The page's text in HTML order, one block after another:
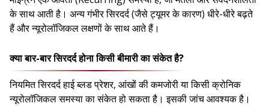
के साथ आती है। अन्य गंभीर सिरदर्द (जैसे ट्यूमर के कारण) धीरे-धीरे बढ़ते
हैं और न्यूरोलॉजिकल लक्षणों के साथ आते हैं।
क्या बार-बार सिरदर्द होना किसी बीमारी का संकेत है?
नियमित सिरदर्द हाई ब्लड प्रेशर, आंखों की कमजोरी या किसी क्रोनिक
न्यूरोलॉजिकल समस्या का संकेत हो सकता है। इसकी जांच आवश्यक है।